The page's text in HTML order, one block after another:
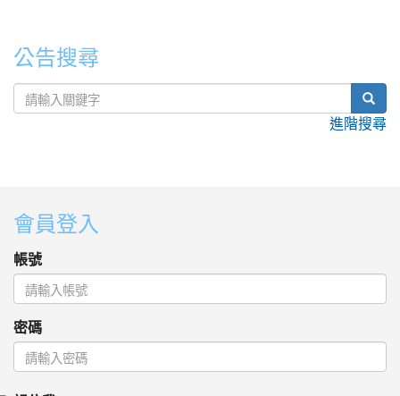
公告搜尋
進階搜尋
會員登入
帳號
密碼